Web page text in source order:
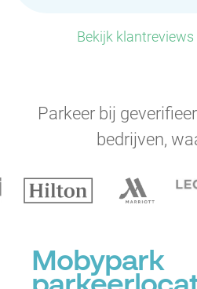
Bekijk klantreviews
Parkeer bij
bedrijven,
Mobypark